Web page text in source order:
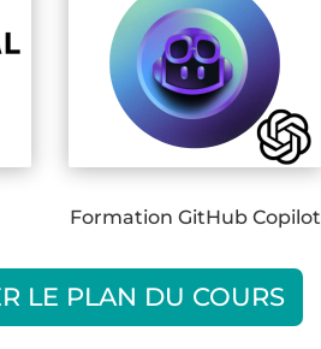
Formation GitHub Copilot
LE PLAN DU COURS